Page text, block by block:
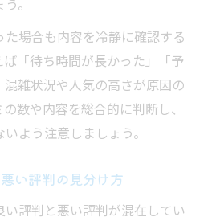
。
場合も内容を冷静に確認する
「待ち時間が長かった」「予
雑状況や人気の高さが原因の
数や内容を総合的に判断し、
よう注意しましょう。
い評判の見分け方
評判と悪い評判が混在してい